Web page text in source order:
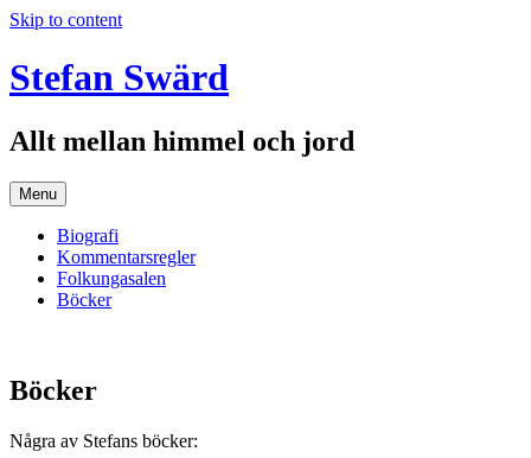
Skip to content
Stefan Swärd
Allt mellan himmel och jord
Menu
Biografi
Kommentarsregler
Folkungasalen
Böcker
Böcker
Några av Stefans böcker: